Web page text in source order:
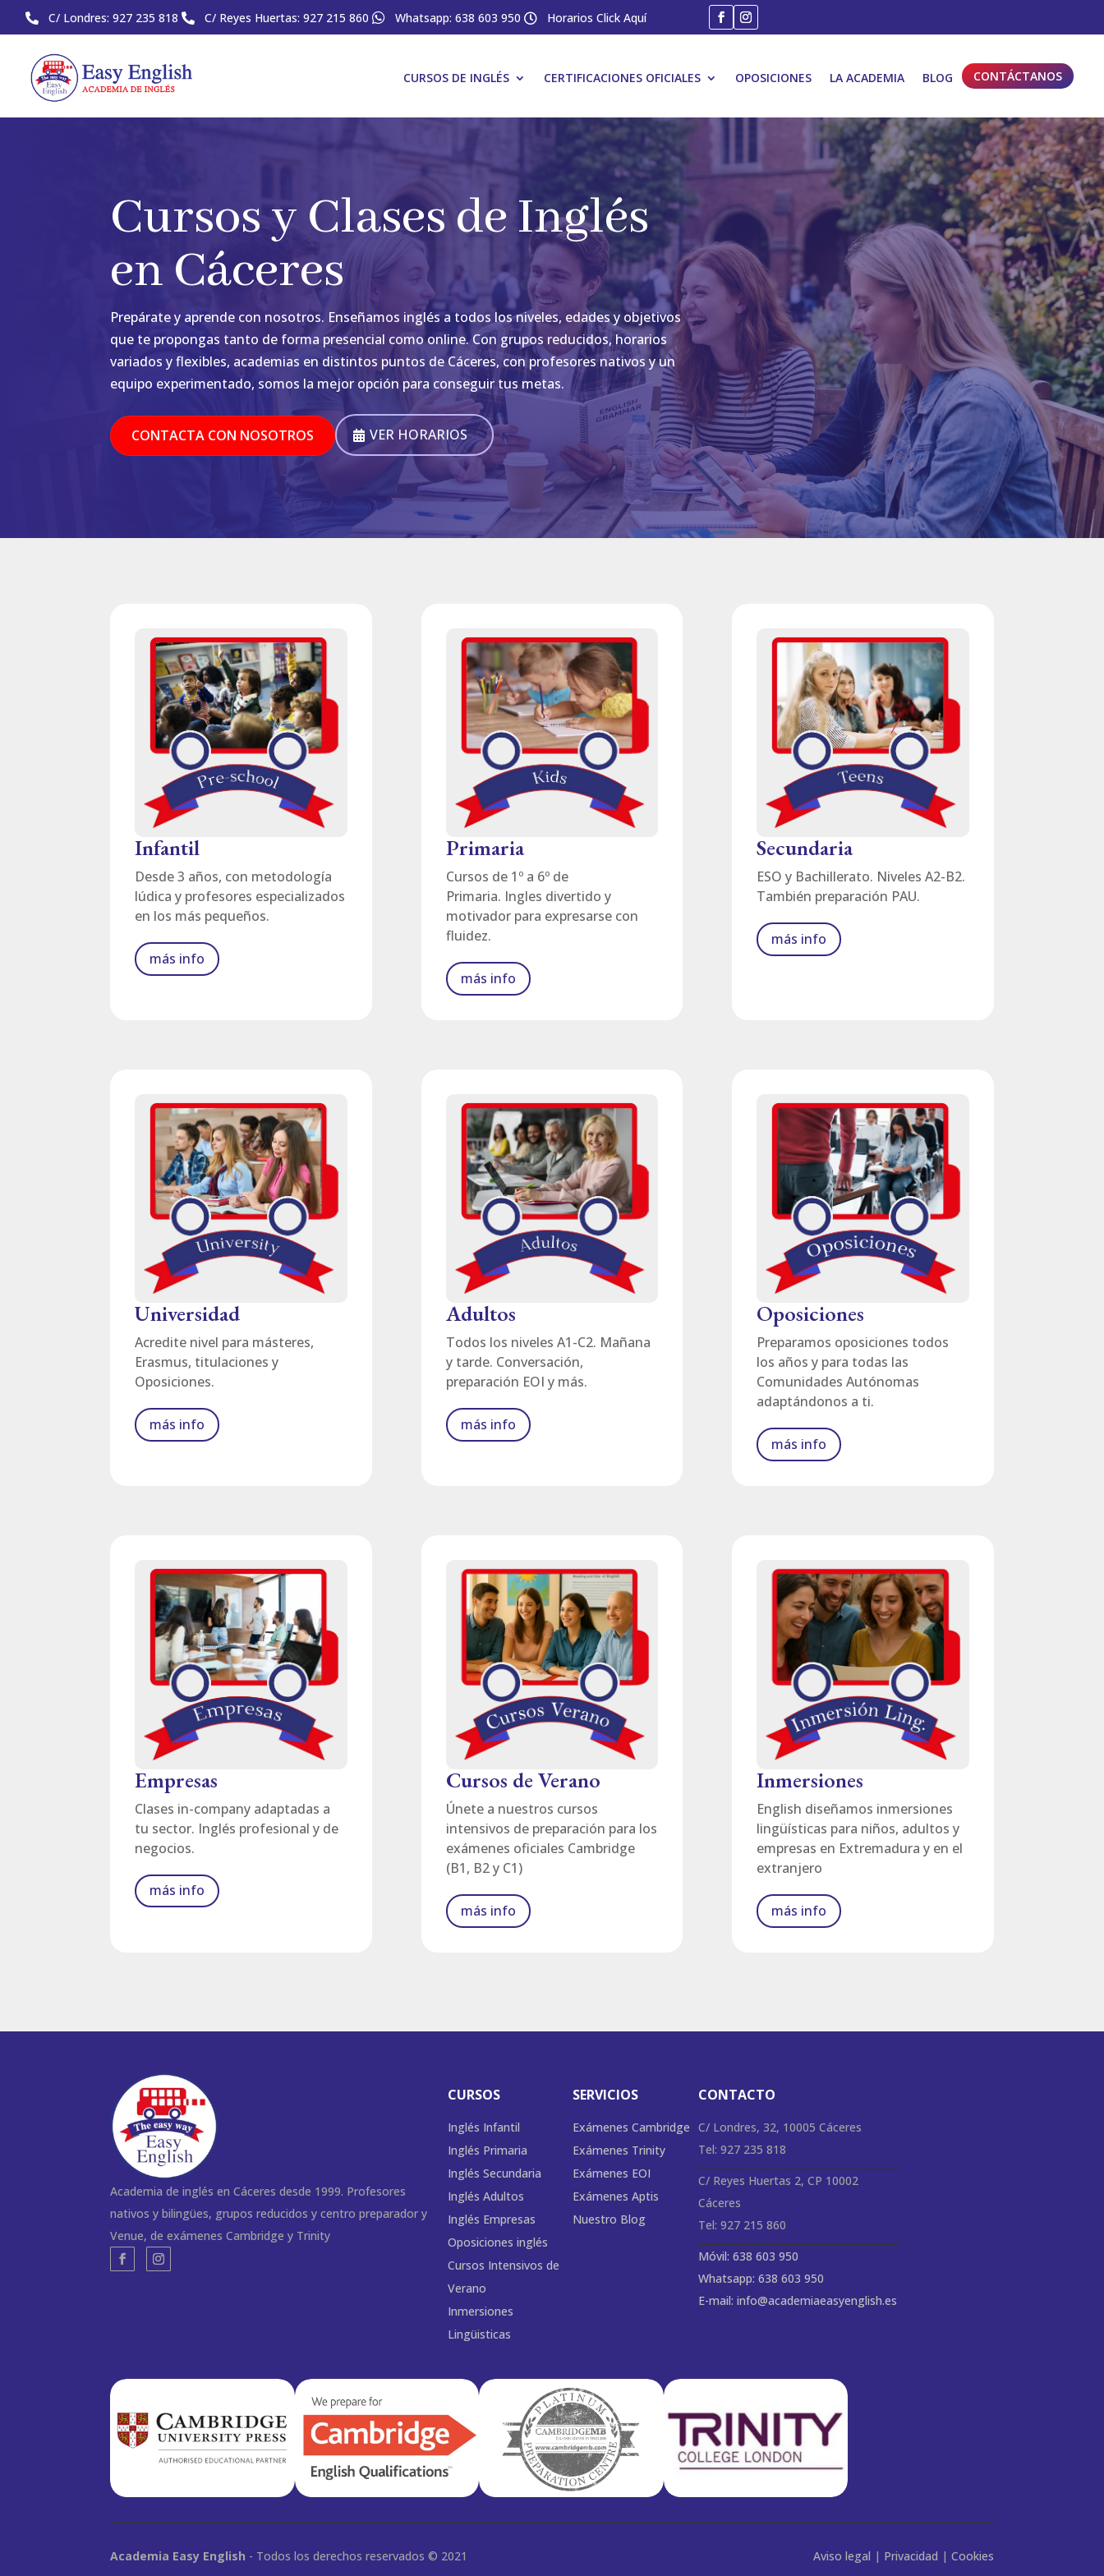
 C/ Londres: 927 235 818  C/ Reyes Huertas: 927 215 860  Whatsapp: 638 603 950  Horarios Click Aquí
CURSOS DE INGLÉS CERTIFICACIONES OFICIALES OPOSICIONES LA ACADEMIA BLOG CONTÁCTANOS
Cursos y Clases de Inglés
en Cáceres
Prepárate y aprende con nosotros. Enseñamos inglés a todos los niveles, edades y objetivos
que te propongas tanto de forma presencial como online. Con grupos reducidos, horarios
variados y flexibles, academias en distintos puntos de Cáceres, con profesores nativos y un
equipo experimentado, somos la mejor opción para conseguir tus metas.
CONTACTA CON NOSOTROS VER HORARIOS
Infantil
Desde 3 años, con metodología
lúdica y profesores especializados
en los más pequeños.
más info
Primaria
Cursos de 1º a 6º de
Primaria. Ingles divertido y
motivador para expresarse con
fluidez.
más info
Secundaria
ESO y Bachillerato. Niveles A2-B2.
También preparación PAU.
más info
Universidad
Acredite nivel para másteres,
Erasmus, titulaciones y
Oposiciones.
más info
Adultos
Todos los niveles A1-C2. Mañana
y tarde. Conversación,
preparación EOI y más.
más info
Oposiciones
Preparamos oposiciones todos
los años y para todas las
Comunidades Autónomas
adaptándonos a ti.
más info
Empresas
Clases in-company adaptadas a
tu sector. Inglés profesional y de
negocios.
más info
Cursos de Verano
Únete a nuestros cursos
intensivos de preparación para los
exámenes oficiales Cambridge
(B1, B2 y C1)
más info
Inmersiones
English diseñamos inmersiones
lingüísticas para niños, adultos y
empresas en Extremadura y en el
extranjero
más info
Academia de inglés en Cáceres desde 1999. Profesores
nativos y bilingües, grupos reducidos y centro preparador y
Venue, de exámenes Cambridge y Trinity
CURSOS
Inglés Infantil
Inglés Primaria
Inglés Secundaria
Inglés Adultos
Inglés Empresas
Oposiciones inglés
Cursos Intensivos de
Verano
Inmersiones
Lingüisticas
SERVICIOS
Exámenes Cambridge
Exámenes Trinity
Exámenes EOI
Exámenes Aptis
Nuestro Blog
CONTACTO
C/ Londres, 32, 10005 Cáceres
Tel: 927 235 818
C/ Reyes Huertas 2, CP 10002
Cáceres
Tel: 927 215 860
Móvil: 638 603 950
Whatsapp: 638 603 950
E-mail: info@academiaeasyenglish.es
Academia Easy English - Todos los derechos reservados © 2021 Aviso legal | Privacidad | Cookies